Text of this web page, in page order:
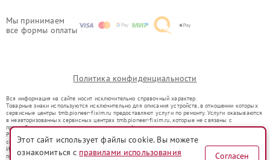
Мы принимаем
все формы оплаты
Политика конфиденциальности
Вся информация на сайте носит исключительно справочный характер.
Товарные знаки используются исключительно для описания устройств, в отношении которых
сервисные центры tmb.pioneer-fixim.ru предоставляют услуги по ремонту. Услуги оказываются
в неавторизованных сервисных центрах tmb.pioneer-fixim.ru, которые не связаны с
правообладателями товарных знаков или их официальными представителями.
Ремонт осуществляется для устройств, уже введенных в гражданский оборот в соответствии
со статьей 1487 ГК РФ.
Использование товарных знаков не преследует цели индивидуализации услуг или введения
потребителей в заблуждение, а служит для информирования о предоставляемых услугах по
Этот сайт использует файлы cookie. Вы можете
ознакомиться с правилами использования
Согласен